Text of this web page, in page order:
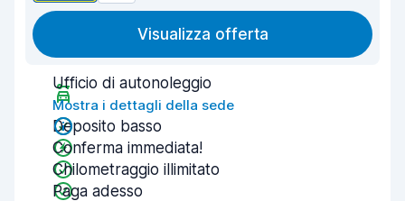
Visualizza offerta
Ufficio di autonoleggio
Mostra i dettagli della sede
Deposito basso
Conferma immediata!
Chilometraggio illimitato
Paga adesso